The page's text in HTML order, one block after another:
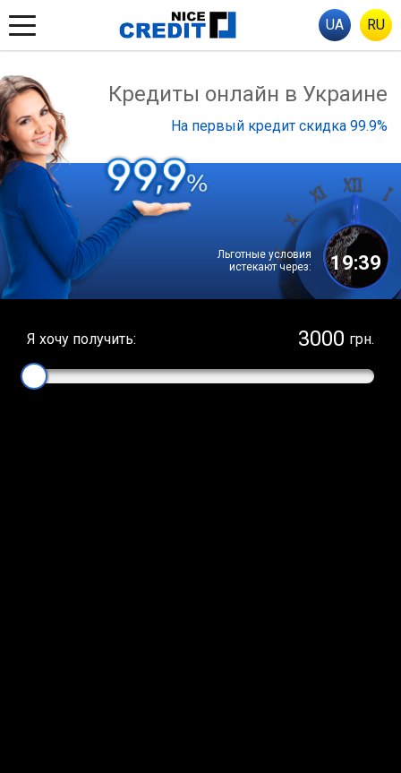
UA RU
Кредиты онлайн в Украине
На первый кредит скидка 99.9%
Льготные условия
истекают через:
19:38
Я хочу получить: грн.